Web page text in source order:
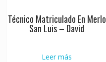
Técnico Matriculado En Merlo
San Luis – David
Leer más